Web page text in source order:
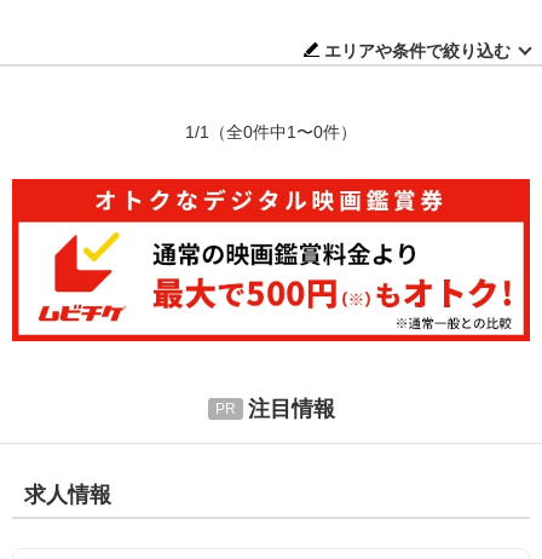
エリアや条件で絞り込む
1/1 （全0件中1〜0件）
注目情報
求人情報